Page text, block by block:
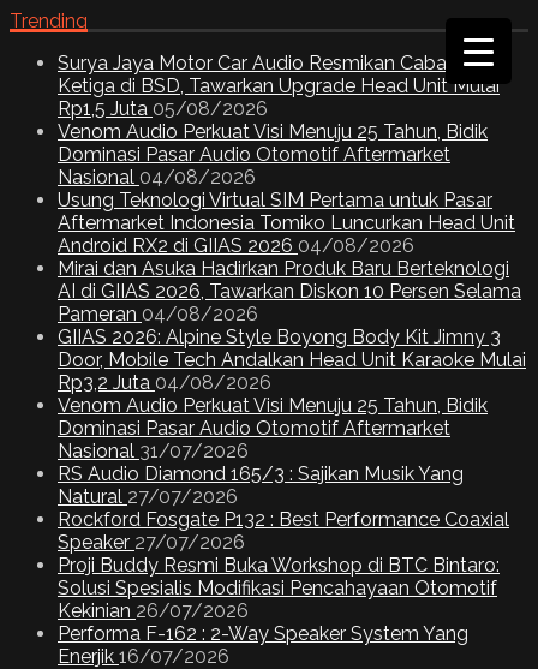
Trending
Surya Jaya Motor Car Audio Resmikan Cabang
Ketiga di BSD, Tawarkan Upgrade Head Unit Mulai
Rp1,5 Juta 05/08/2026
Venom Audio Perkuat Visi Menuju 25 Tahun, Bidik
Dominasi Pasar Audio Otomotif Aftermarket
Nasional 04/08/2026
Usung Teknologi Virtual SIM Pertama untuk Pasar
Aftermarket Indonesia Tomiko Luncurkan Head Unit
Android RX2 di GIIAS 2026 04/08/2026
Mirai dan Asuka Hadirkan Produk Baru Berteknologi
AI di GIIAS 2026, Tawarkan Diskon 10 Persen Selama
Pameran 04/08/2026
GIIAS 2026: Alpine Style Boyong Body Kit Jimny 3
Door, Mobile Tech Andalkan Head Unit Karaoke Mulai
Rp3,2 Juta 04/08/2026
Venom Audio Perkuat Visi Menuju 25 Tahun, Bidik
Dominasi Pasar Audio Otomotif Aftermarket
Nasional 31/07/2026
RS Audio Diamond 165/3 : Sajikan Musik Yang
Natural 27/07/2026
Rockford Fosgate P132 : Best Performance Coaxial
Speaker 27/07/2026
Proji Buddy Resmi Buka Workshop di BTC Bintaro:
Solusi Spesialis Modifikasi Pencahayaan Otomotif
Kekinian 26/07/2026
Performa F-162 : 2-Way Speaker System Yang
Enerjik 16/07/2026